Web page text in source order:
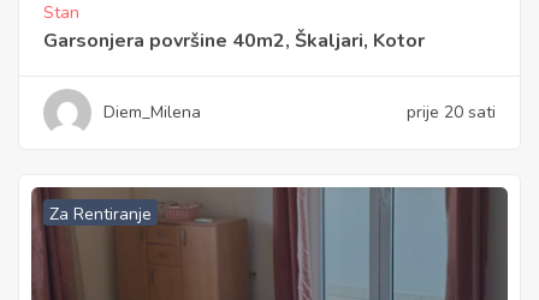
Stan
Garsonjera površine 40m2, Škaljari, Kotor
Diem_Milena prije 20 sati
Za Rentiranje